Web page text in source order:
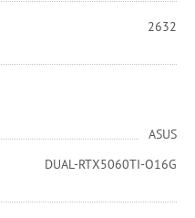
2632
ASUS
DUAL-RTX5060TI-O16G